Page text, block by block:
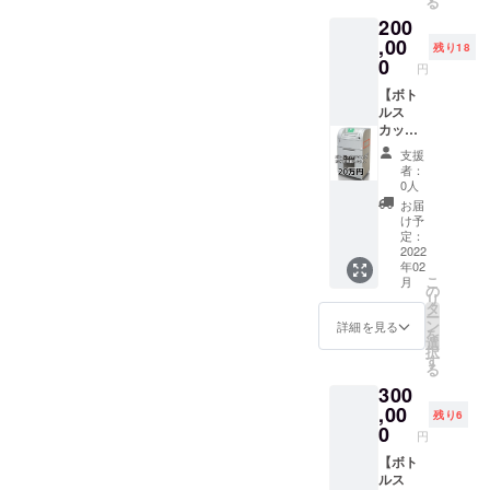
載くだ
さい。
2022年
3月に教
育動画
は完成
予定と
なりま
す。
考欄に
掲載名
の記載
をお願
いいた
しま
す。 無
記入の
場合
は、ボ
トルス
カッ
シュへ
の記載
が出来
ません
ので、
ご了承
くださ
い。 未
供たち
のため
にご協
力いた
だきあ
りがと
購入し
たボト
ルス
カッ
シュ写
真赤枠
の位置
に 「個
人名、
企業
名、団
体名、
匿名」
などご
希望の
ネーム
を掲載
いたし
ます。
【必
考欄に
掲載名
の記載
をお願
いいた
しま
200
,00
0 円
残り18
【ボト
ルス
カッ
シュに
クレ
ジット
掲載＆
教育プ
ログラ
ム動
画】※備
考欄へ
掲載名
を必ず
記載く
ださ
購入し
たボト
ルス
カッ
シュ写
真赤枠
支援
者：
0人
お届
け予
定：
2022
年02
月
詳細を見る
こ
の
リ
タ
ー
ン
を
選
択
す
る
300
,00
0 円
残り6
【ボト
ルス